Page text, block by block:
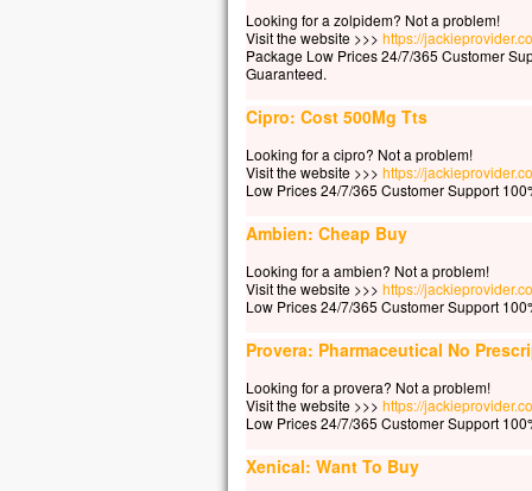
«
«
Et
le
se
–
Looking for a zolpidem? Not a problem!
Visit the website >>> https://
Package Low Prices 24/7/365 Customer
Guaranteed.
Cipro: Cost 500Mg Tts
Looking for a cipro? Not a problem!
Visit the website >>> https://
Low Prices 24/7/365 Customer Support
Ambien: Cheap Buy
Looking for a ambien? Not a problem!
Visit the website >>> https://
Low Prices 24/7/365 Customer Support
Provera: Pharmaceutical No
Looking for a provera? Not a problem!
Visit the website >>> https://
Low Prices 24/7/365 Customer Support
Xenical: Want To Buy